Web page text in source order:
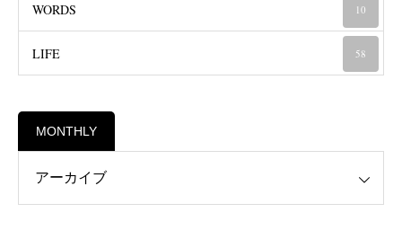
WORDS 10
LIFE 58
MONTHLY